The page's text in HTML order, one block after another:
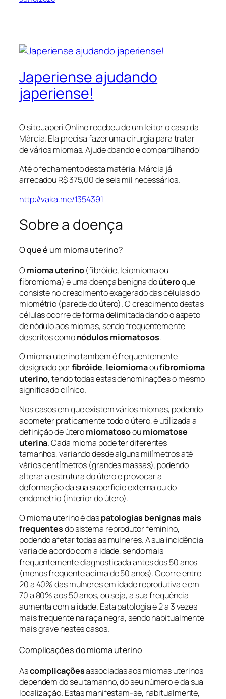
Japeriense ajudando
japeriense!
O site Japeri Online recebeu de um leitor o caso da
Márcia. Ela precisa fazer uma cirurgia para tratar
de vários miomas. Ajude doando e compartilhando!
Até o fechamento desta matéria, Márcia já
arrecadou R$ 375,00 de seis mil necessários.
http://vaka.me/1354391
Sobre a doença
O que é um mioma uterino?
O mioma uterino(fibróide, leiomioma ou
fibromioma) é uma doença benigna doúteroque
consiste no crescimento exagerado das células do
miométrio (parede do útero). O crescimento destas
células ocorre de forma delimitada dando o aspeto
de nódulo aos miomas, sendo frequentemente
descritos comonódulos miomatosos.
O mioma uterino também é frequentemente
designado porfibróide, leiomiomaoufibromioma
uterino, tendo todas estas denominações o mesmo
significado clínico.
Nos casos em que existem vários miomas, podendo
acometer praticamente todo o útero, é utilizada a
definição de úteromiomatosooumiomatose
uterina. Cada mioma pode ter diferentes
tamanhos, variando desde alguns milímetros até
vários centímetros (grandes massas), podendo
alterar a estrutura do útero e provocar a
deformação da sua superfície externa ou do
endométrio (interior do útero).
O mioma uterino é daspatologias benignas mais
frequentesdo sistema reprodutor feminino,
podendo afetar todas as mulheres. A sua incidência
varia de acordo com a idade, sendo mais
frequentemente diagnosticada antes dos 50 anos
(menos frequente acima de 50 anos). Ocorre entre
20 a 40% das mulheres em idade reprodutiva e em
70 a 80% aos 50 anos, ou seja, a sua frequência
aumenta com a idade. Esta patologia é 2 a 3 vezes
mais frequente na raça negra, sendo habitualmente
mais grave nestes casos.
Complicações do mioma uterino
Ascomplicaçõesassociadas aos miomas uterinos
dependem do seu tamanho, do seu número e da sua
localização. Estas manifestam-se, habitualmente,